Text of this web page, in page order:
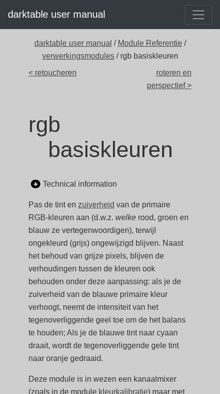
darktable user manual
darktable user manual / Module Referentie /
verwerkingsmodules/ rgb basiskleuren
< retoucheren
roteren en
perspectief >
rgb
basiskleuren
Technical information
Pas de tint en zuiverheid van de primaire
RGB-kleuren aan (d.w.z.welke rood, groen en
blauw ze vertegenwoordigen), terwijl
ongekleurd (grijs) ongewijzigd blijven. Naast
het behoud van grijze pixels, blijven de
verhoudingen tussen de kleuren ook
behouden onder deze aanpassing: als je de
zuiverheid van de blauwe primaire kleur
verhoogt, neemt de intensiteit van het
tegenoverliggende geel toe om de het balans
te houden; Als je de blauwe tint naar cyaan
draait, wordt de tegenoverliggende gele tint
naar oranje gedraaid.
Deze module is in wezen een kanaalmixer
(zoals in de module kleurkalibratie) maar met